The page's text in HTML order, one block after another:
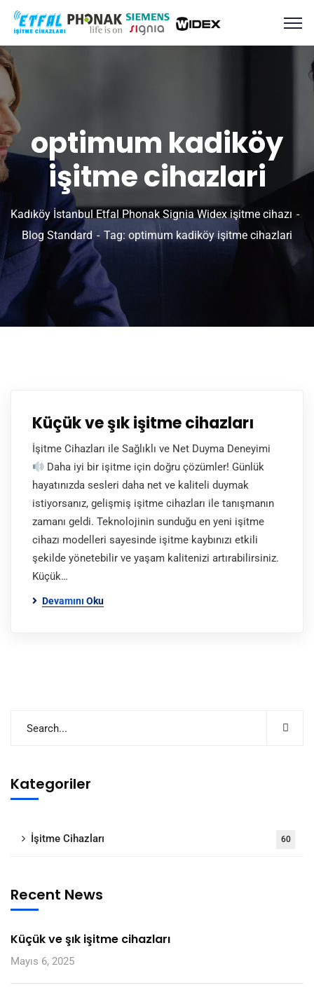
optimum kadiköy
işitme cihazlari
Kadıköy İstanbul Etfal Phonak Signia Widex işitme cihazı
Blog Standard
Tag: optimum kadiköy işitme cihazlari
Küçük ve şık işitme cihazları
İşitme Cihazları ile Sağlıklı ve Net Duyma Deneyimi
Daha iyi bir işitme için doğru çözümler! Günlük
hayatınızda sesleri daha net ve kaliteli duymak
istiyorsanız, gelişmiş işitme cihazları ile tanışmanın
zamanı geldi. Teknolojinin sunduğu en yeni işitme
cihazı modelleri sayesinde işitme kaybınızı etkili
şekilde yönetebilir ve yaşam kalitenizi artırabilirsiniz.
Küçük…
Devamını Oku
Kategoriler
İşitme Cihazları 60
Recent News
Küçük ve şık işitme cihazları
Mayıs 6, 2025